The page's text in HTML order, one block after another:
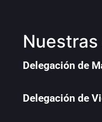
Delegación de
Delegación de